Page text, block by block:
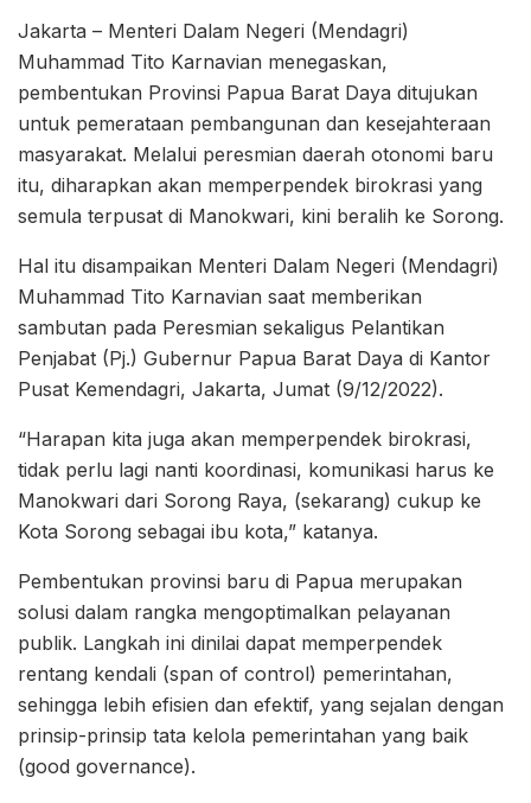
Jakarta – Menteri Dalam Negeri (Mendagri)
Muhammad Tito Karnavian menegaskan,
pembentukan Provinsi Papua Barat Daya ditujukan
untuk pemerataan pembangunan dan kesejahteraan
masyarakat. Melalui peresmian daerah otonomi baru
itu, diharapkan akan memperpendek birokrasi yang
semula terpusat di Manokwari, kini beralih ke Sorong.
Hal itu disampaikan Menteri Dalam Negeri (Mendagri)
Muhammad Tito Karnavian saat memberikan
sambutan pada Peresmian sekaligus Pelantikan
Penjabat (Pj.) Gubernur Papua Barat Daya di Kantor
Pusat Kemendagri, Jakarta, Jumat (9/12/2022).
“Harapan kita juga akan memperpendek birokrasi,
tidak perlu lagi nanti koordinasi, komunikasi harus ke
Manokwari dari Sorong Raya, (sekarang) cukup ke
Kota Sorong sebagai ibu kota,” katanya.
Pembentukan provinsi baru di Papua merupakan
solusi dalam rangka mengoptimalkan pelayanan
publik. Langkah ini dinilai dapat memperpendek
rentang kendali (span of control) pemerintahan,
sehingga lebih efisien dan efektif, yang sejalan dengan
prinsip-prinsip tata kelola pemerintahan yang baik
(good governance).